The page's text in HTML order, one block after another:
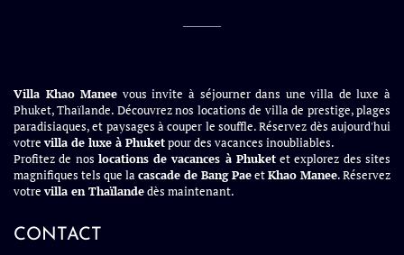
Villa Khao Manee vous invite à séjourner dans une villa de luxe à
Phuket, Thaïlande. Découvrez nos locations de villa de prestige, plages
paradisiaques, et paysages à couper le souffle. Réservez dès aujourd'hui
votrevilla de luxe à Phuketpour des vacances inoubliables.
Profitez de nos locations de vacances à Phuketet explorez des sites
magnifiques tels que lacascade de Bang PaeetKhao Manee. Réservez
votrevilla en Thaïlandedès maintenant.
CONTACT